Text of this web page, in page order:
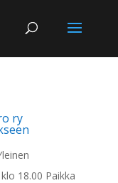
ry
18.00 Paikka